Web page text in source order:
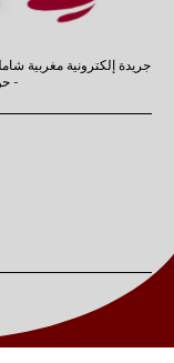
جريدة إلكترونية مغربية
-